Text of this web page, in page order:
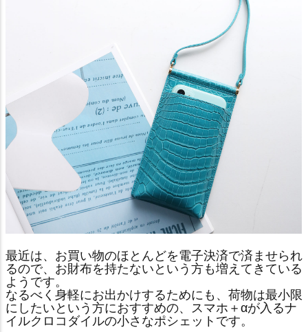
最近は、お買い物のほとんどを電子決済で済ませられ
るので、お財布を持たないという方も増えてきている
ようです。
なるべく身軽にお出かけするためにも、荷物は最小限
にしたいという方におすすめの、スマホ＋αが入るナ
イルクロコダイルの小さなポシェットです。